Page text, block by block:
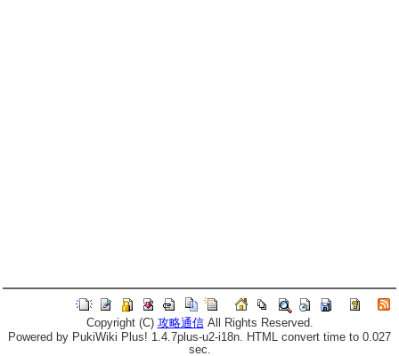
Copyright (C) 攻略通信All Rights Reserved.
Powered by PukiWiki Plus! 1.4.7plus-u2-i18n. HTML convert time to 0.027
sec.